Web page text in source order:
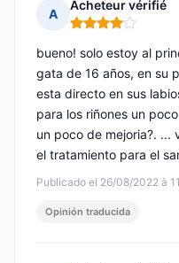
A
Acheteur vérifié
Nota: 4 de 5
Publicado el 26/08/2022 à
bueno! solo estoy al
gata de 16 años, en su
esta directo en sus
para los riñones un
un poco de mejoria?. ...
el tratamiento para el
Opinión traducida